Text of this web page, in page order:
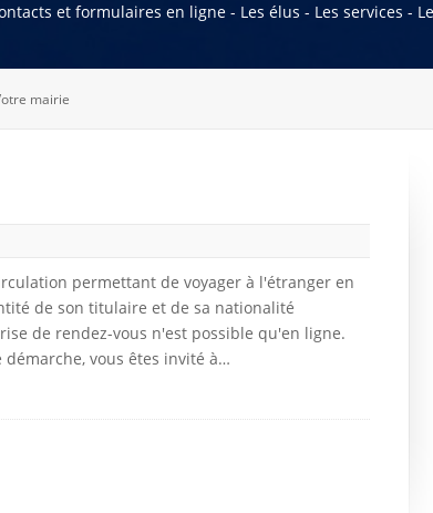
et formulaires en ligne - Les élus - Les services -
mairie
permettant de voyager à l'étranger en
de son titulaire et de sa nationalité
de rendez-vous n'est possible qu'en ligne.
vous êtes invité à…